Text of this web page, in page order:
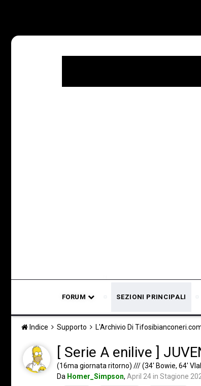
FORUM SEZIONI PRINCIPALI
Indice Supporto L'Archivio Di
[ Serie A enilive ]
(16ma giornata ritorno) /// (34' Bowie, 64'
Da Homer_Simpson, April 24in Stagione